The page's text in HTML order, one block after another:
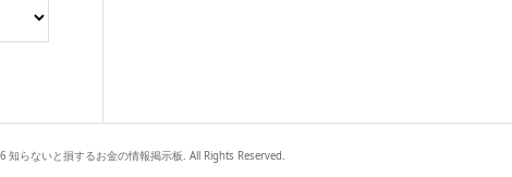
知らないと損するお金の情報掲示板. All Rights Reserved.